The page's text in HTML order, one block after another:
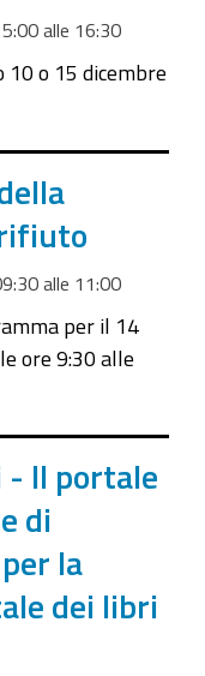
alle 16:30
o 15 dicembre
alle 11:00
per il 14
ore 9:30 alle
Il portale
di
la
dei libri